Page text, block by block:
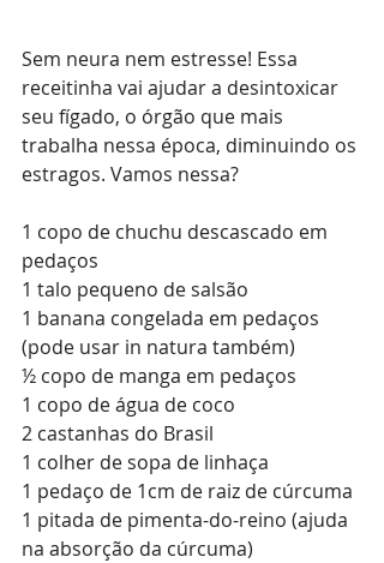
Sem neura nem estresse! Essa
receitinha vai ajudar a desintoxicar
seu fígado, o órgão que mais
trabalha nessa época, diminuindo os
estragos. Vamos nessa?
1 copo de chuchu descascado em
pedaços
1 talo pequeno de salsão
1 banana congelada em pedaços
(pode usar in natura também)
½ copo de manga em pedaços
1 copo de água de coco
2 castanhas do Brasil
1 colher de sopa de linhaça
1 pedaço de 1cm de raiz de cúrcuma
1 pitada de pimenta-do-reino (ajuda
na absorção da cúrcuma)